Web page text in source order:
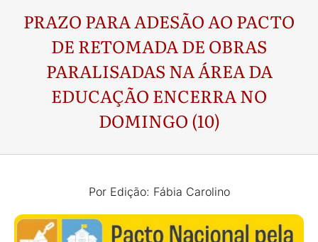
PRAZO PARA ADESÃO AO PACTO
DE RETOMADA DE OBRAS
PARALISADAS NA ÁREA DA
EDUCAÇÃO ENCERRA NO
DOMINGO (10)
Por Edição: Fábia Carolino